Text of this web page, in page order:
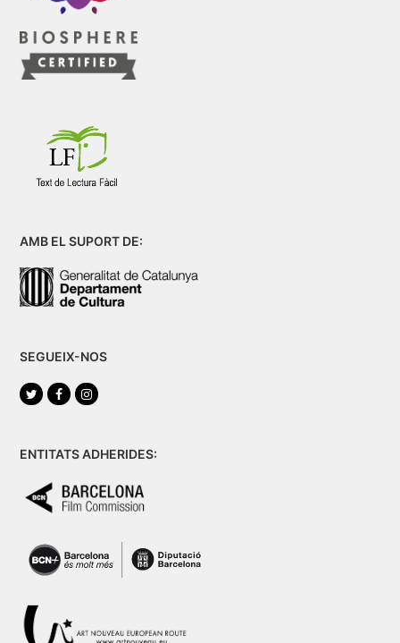
AMB EL SUPORT DE:
SEGUEIX-NOS
TwitterFacebookInstagram
ENTITATS ADHERIDES: